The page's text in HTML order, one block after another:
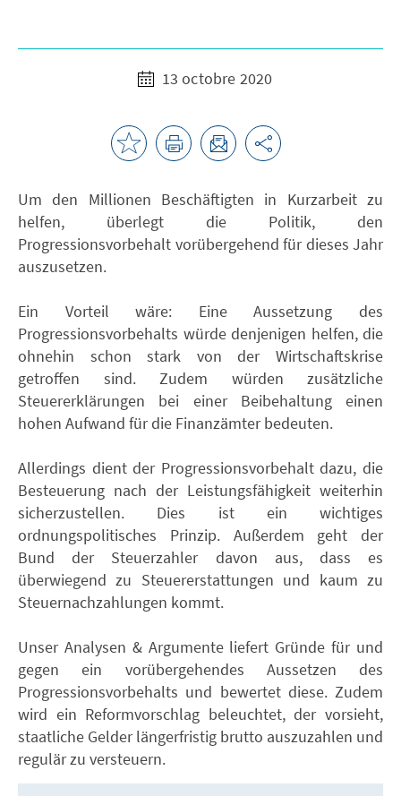
13 octobre 2020
Um den Millionen Beschäftigten in Kurzarbeit zu
helfen, überlegt die Politik, den
Progressionsvorbehalt vorübergehend für dieses Jahr
auszusetzen.
Ein Vorteil wäre: Eine Aussetzung des
Progressionsvorbehalts würde denjenigen helfen, die
ohnehin schon stark von der Wirtschaftskrise
getroffen sind. Zudem würden zusätzliche
Steuererklärungen bei einer Beibehaltung einen
hohen Aufwand für die Finanzämter bedeuten.
Allerdings dient der Progressionsvorbehalt dazu, die
Besteuerung nach der Leistungsfähigkeit weiterhin
sicherzustellen. Dies ist ein wichtiges
ordnungspolitisches Prinzip. Außerdem geht der
Bund der Steuerzahler davon aus, dass es
überwiegend zu Steuererstattungen und kaum zu
Steuernachzahlungen kommt.
Unser Analysen & Argumente liefert Gründe für und
gegen ein vorübergehendes Aussetzen des
Progressionsvorbehalts und bewertet diese. Zudem
wird ein Reformvorschlag beleuchtet, der vorsieht,
staatliche Gelder längerfristig brutto auszuzahlen und
regulär zu versteuern.